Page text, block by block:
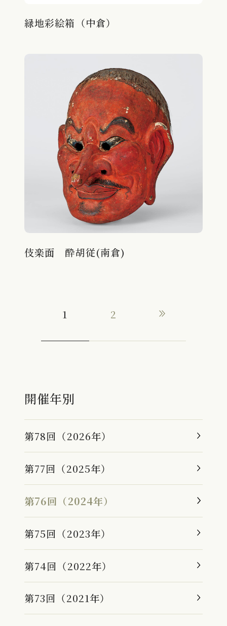
緑地彩絵箱（中倉）
伎楽面 酔胡従(南倉)
1 2
開催年別
第78回（2026年）
第77回（2025年）
第76回（2024年）
第75回（2023年）
第74回（2022年）
第73回（2021年）